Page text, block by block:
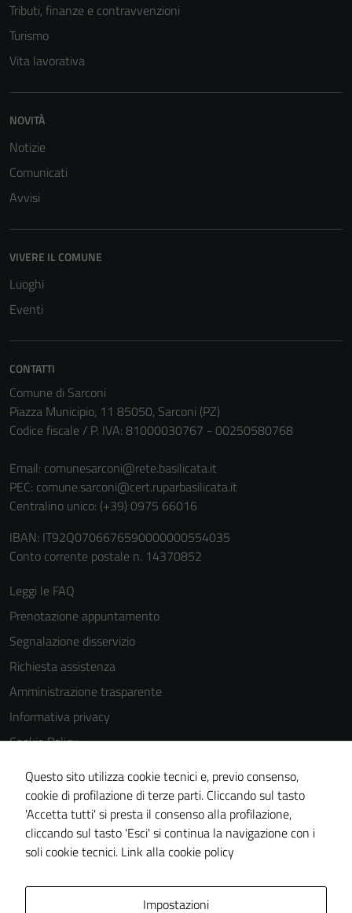
Tributi, finanze e contravvenzioni
Turismo
Vita lavorativa
NOVITÀ
Notizie
Comunicati
Avvisi
VIVERE IL COMUNE
Luoghi
Eventi
CONTATTI
Comune di Sarconi
Piazza Municipio, 11 85050, Sarconi (PZ)
Codice fiscale / P. IVA: 81000030767 - 00250580768
Email: comunesarconi@rete.basilicata.it
PEC: comune.sarconi@cert.ruparbasilicata.it
Centralino unico: (+39) 0975 66016
IBAN: IT92Q0706676590000000554035
Conto corrente postale n. 14370852
Leggi le FAQ
Prenotazione appuntamento
Segnalazione disservizio
Richiesta assistenza
Amministrazione trasparente
Informativa privacy
Cookie Policy
Note legali
Dichiarazione di accessibilità
Piano di miglioramento del sito
Statistiche sito web
Questo sito utilizza cookie tecnici e, previo consenso,
cookie di profilazione di terze parti. Cliccando sul tasto
'Accetta tutti' si presta il consenso alla profilazione,
cliccando sul tasto 'Esci' si continua la navigazione con i
soli cookie tecnici. Link alla cookie policy
Impostazioni